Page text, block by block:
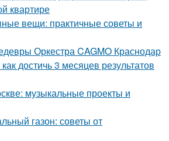
квартире
вещи: практичные советы и
Оркестра CAGMO Краснодар
достичь 3 месяцев результатов
музыкальные проекты и
газон: советы от